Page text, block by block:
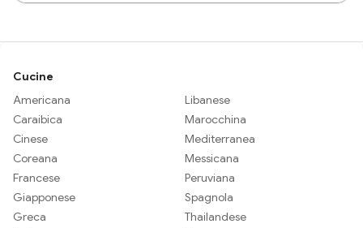
Cucine
Americana
Caraibica
Cinese
Coreana
Francese
Giapponese
Greca
Libanese
Marocchina
Mediterranea
Messicana
Peruviana
Spagnola
Thailandese